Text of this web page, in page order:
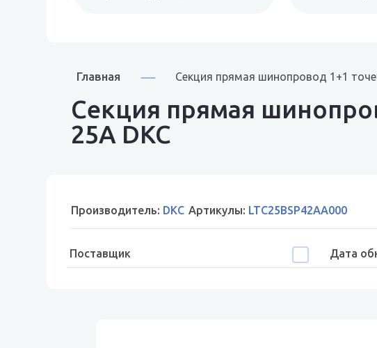
Главная Секция прямая шинопровод 1+1
Секция прямая
25A DKC
Производитель: DKC Артикулы: LTC25BSP42AA000
Поставщик Дата